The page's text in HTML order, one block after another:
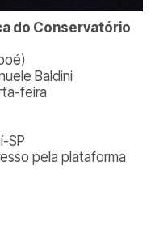
do Conservatório
Baldini
feira
SP
pela plataforma